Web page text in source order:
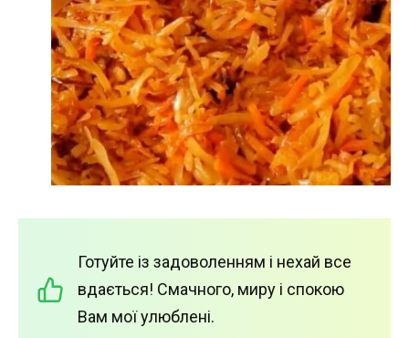
Готуйте із задоволенням і нехай все
вдається! Смачного, миру і спокою
Вам мої улюблені.